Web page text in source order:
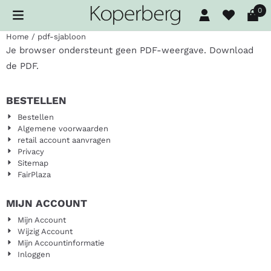
Cookievoorkeuren zijn beschikbaar. Kies instellingen of sta0
Home / pdf-sjabloon
Je browser ondersteunt geen PDF-weergave. Download
de PDF.
BESTELLEN
Bestellen
Algemene voorwaarden
retail account aanvragen
Privacy
Sitemap
FairPlaza
MIJN ACCOUNT
Mijn Account
Wijzig Account
Mijn Accountinformatie
Inloggen